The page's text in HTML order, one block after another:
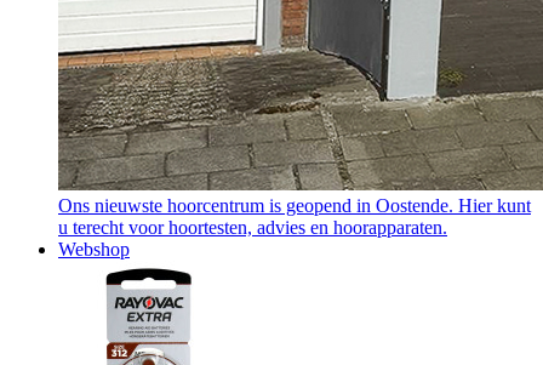
Ons nieuwste hoorcentrum is geopend in Oostende. Hier kunt
u terecht voor hoortesten, advies en hoorapparaten.
Webshop